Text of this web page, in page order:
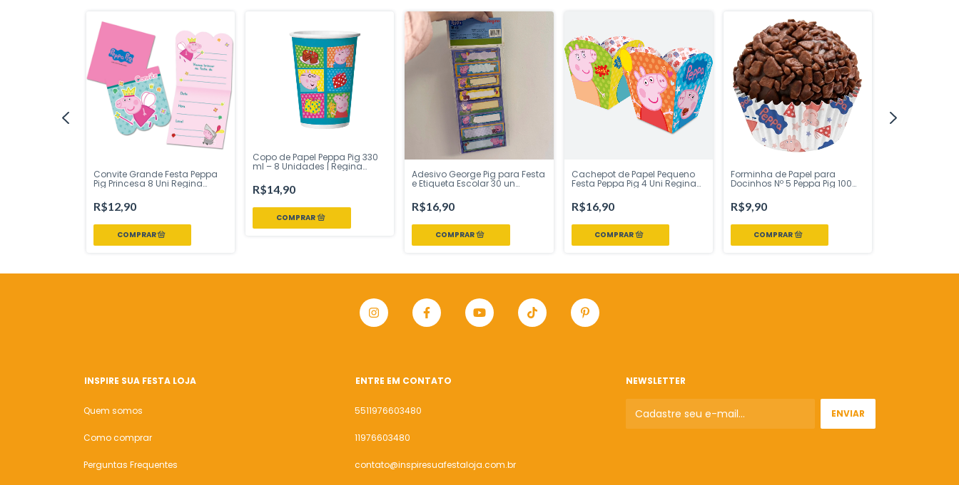
Convite Grande Festa Peppa
Pig Princesa 8 Uni Regina
R$12,90
Copo de Papel Peppa Pig 330
ml – 8 Unidades | Regina
R$14,90
Adesivo George Pig para Festa
e Etiqueta Escolar 30 un
Festa Loja
R$16,90
Cachepot de Papel Pequeno
Festa Peppa Pig 4 Uni Regina
R$16,90
Forminha de Papel para
Docinhos Nº 5 Peppa Pig 100
Inspire sua Festa Loja
R$9,90
INSPIRE SUA FESTA LOJA
Quem somos
Como comprar
Perguntas Frequentes
ENTRE EM CONTATO
5511976603480
11976603480
contato@inspiresuafestaloja.com.br
NEWSLETTER